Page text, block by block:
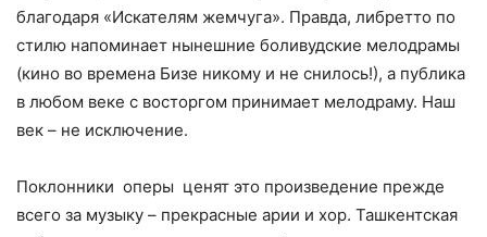
благодаря «Искателям жемчуга». Правда, либретто по
стилю напоминает нынешние боливудские мелодрамы
(кино во времена Бизе никому и не снилось!), а публика
в любом веке с восторгом принимает мелодраму. Наш
век – не исключение.
Поклонники оперы ценят это произведение прежде
всего за музыку – прекрасные арии и хор. Ташкентская